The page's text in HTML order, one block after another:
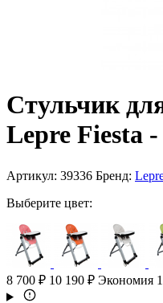
Стульчик
Lepre Fiesta -
Артикул: 39336 Бренд:
Выберите цвет:
8 700 ₽ 10 190 ₽ Экономия